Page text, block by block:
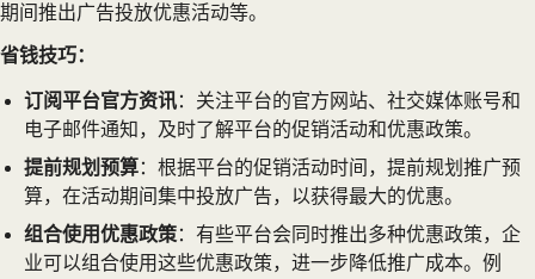
期间推出广告投放优惠活动等。
省钱技巧：
订阅平台官方资讯：关注平台的官方网站、社交媒体账号和
电子邮件通知，及时了解平台的促销活动和优惠政策。
提前规划预算：根据平台的促销活动时间，提前规划推广预
算，在活动期间集中投放广告，以获得最大的优惠。
组合使用优惠政策：有些平台会同时推出多种优惠政策，企
业可以组合使用这些优惠政策，进一步降低推广成本。例